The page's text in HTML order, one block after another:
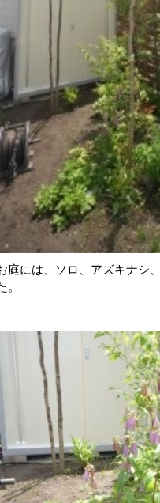
庭には、ソロ、アズキナシ
。